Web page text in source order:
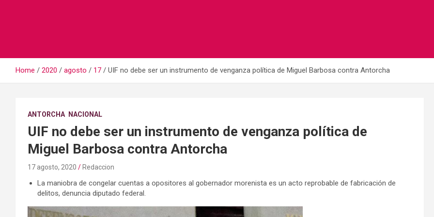
Home 2020 agosto 17 UIF no debe ser un instrumento de venganza política de Miguel Barbosa contra Antorcha
ANTORCHA NACIONAL
UIF no debe ser un instrumento de venganza política de
Miguel Barbosa contra Antorcha
17 agosto, 2020 Redaccion
La maniobra de congelar cuentas a opositores al gobernador morenista es un acto reprobable de fabricación de
delitos, denuncia diputado federal.